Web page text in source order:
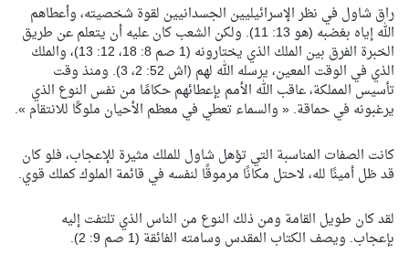
راق شاول في نظر الإسرائيليين الجسدانيين لقوة شخصيته، وأعطاهم
الله إياه بغضبه (هو 13: 11). ولكن الشعب كان عليه أن يتعلم عن طريق
الخبرة الفرق بين الملك الذي يختارونه (1 صم 8: 18، 12: 13)، والملك
الذي في الوقت المعين، يرسله الله لهم (اش 52: 2، 3). ومنذ وقت
تأسيس المملكة، عاقب الله الأمم بإعطائهم حكامًا من نفس النوع الذي
يرغبونه في حماقة. « والسماء تعطي في معظم الأحيان ملوكًا للانتقام ».
كانت الصفات المناسبة التي تؤهل شاول للملك مثيرة للإعجاب، فلو كان
قد ظل أمينًا لله، لاحتل مكانًا مرموقًا لنفسه في قائمة الملوك كملك قوي.
لقد كان طويل القامة ومن ذلك النوع من الناس الذي تلتفت إليه
بإعجاب. ويصف الكتاب المقدس وسامته الفائقة (1 صم 9: 2).